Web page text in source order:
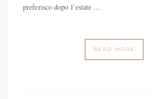
preferisco dopo l’estate ...
READ MORE